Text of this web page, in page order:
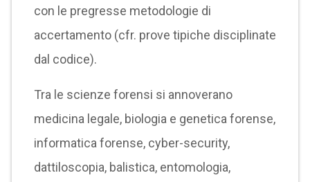
con le pregresse metodologie di
accertamento (cfr. prove tipiche disciplinate
dal codice).
Tra le scienze forensi si annoverano
medicina legale, biologia e genetica forense,
informatica forense, cyber-security,
dattiloscopia, balistica, entomologia,